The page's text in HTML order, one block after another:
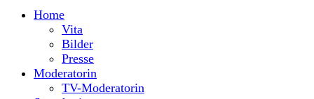
Nina-Carissima Schönrock
Home
Vita
Bilder
Presse
Moderatorin
TV-Moderatorin